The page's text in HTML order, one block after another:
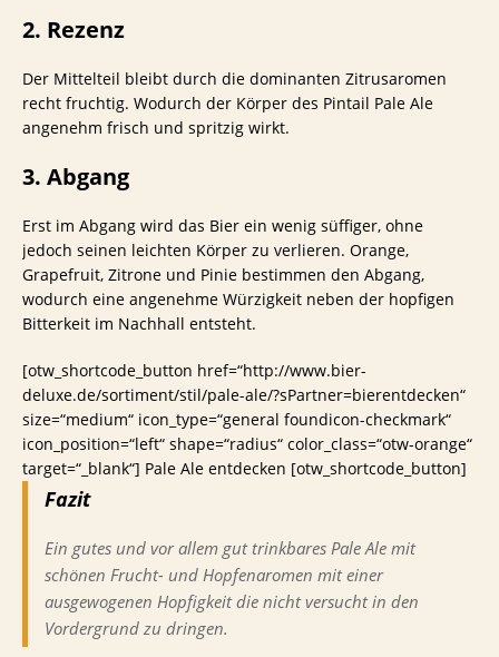
2. Rezenz
Der Mittelteil bleibt durch die dominanten Zitrusaromen
recht fruchtig. Wodurch der Körper des Pintail Pale Ale
angenehm frisch und spritzig wirkt.
3. Abgang
Erst im Abgang wird das Bier ein wenig süffiger, ohne
jedoch seinen leichten Körper zu verlieren. Orange,
Grapefruit, Zitrone und Pinie bestimmen den Abgang,
wodurch eine angenehme Würzigkeit neben der hopfigen
Bitterkeit im Nachhall entsteht.
[otw_shortcode_button href=“http://www.bier-
deluxe.de/sortiment/stil/pale-ale/?sPartner=bierentdecken“
size=“medium“ icon_type=“general foundicon-checkmark“
icon_position=“left“ shape=“radius“ color_class=“otw-orange“
target=“_blank“] Pale Ale entdecken [otw_shortcode_button]
Fazit
Ein gutes und vor allem gut trinkbares Pale Ale mit
schönen Frucht- und Hopfenaromen mit einer
ausgewogenen Hopfigkeit die nicht versucht in den
Vordergrund zu dringen.